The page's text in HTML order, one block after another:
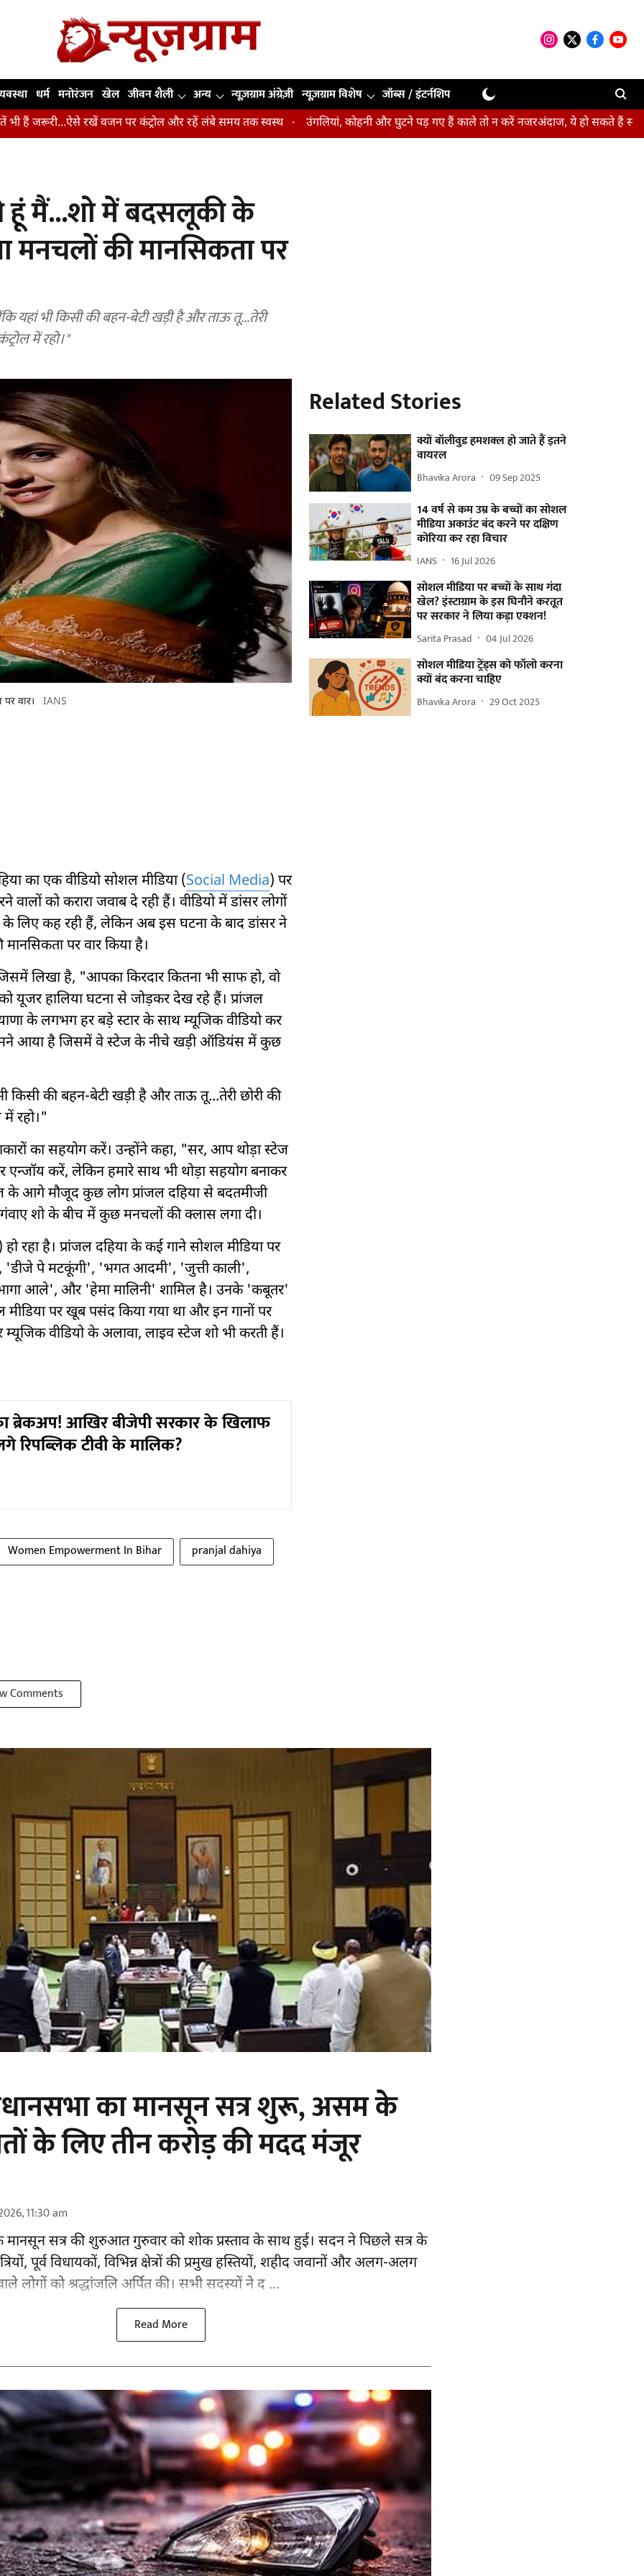
धर्म मनोरंजन खेल जीवन शैली अन्य न्यूज़ग्राम अंग्रेज़ी न्यूज़ग्राम विशेष जॉब्स / इंटर्नशिप
रखें वजन पर कंट्रोल और रहें लंबे समय तक स्वस्थ उंगलियां, कोहनी और घुटने पड़ गए हैं काले तो न करें नजरअंदाज, ये हो सकते हैं संकेत
हूं मैं...शो में बदसलूकी के
मनचलों की मानसिकता पर
यहां भी किसी की बहन-बेटी खड़ी है और ताऊ तू...तेरी
में रहो।"
वार। IANS
का एक वीडियो सोशल मीडिया (Social Media) पर
को करारा जवाब दे रही हैं। वीडियो में डांसर लोगों
लिए कह रही हैं, लेकिन अब इस घटना के बाद डांसर ने
पर वार किया है।
लिखा है, "आपका किरदार कितना भी साफ हो, वो
यूजर हालिया घटना से जोड़कर देख रहे हैं। प्रांजल
के लगभग हर बड़े स्टार के साथ म्यूजिक वीडियो कर
आया है जिसमें वे स्टेज के नीचे खड़ी ऑडियंस में कुछ
किसी की बहन-बेटी खड़ी है और ताऊ तू...तेरी छोरी की
रहो।"
का सहयोग करें। उन्होंने कहा, "सर, आप थोड़ा स्टेज
एन्जॉय करें, लेकिन हमारे साथ भी थोड़ा सहयोग बनाकर
के आगे मौजूद कुछ लोग प्रांजल दहिया से बदतमीजी
शो के बीच में कुछ मनचलों की क्लास लगा दी।
हो रहा है। प्रांजल दहिया के कई गाने सोशल मीडिया पर
पे मटकूंगी', 'भगत आदमी', 'जुत्ती काली',
आले', और 'हेमा मालिनी' शामिल है। उनके 'कबूतर'
पर खूब पसंद किया गया था और इन गानों पर
वीडियो के अलावा, लाइव स्टेज शो भी करती हैं।
ब्रेकअप! आखिर बीजेपी सरकार के खिलाफ
रिपब्लिक टीवी के मालिक?
Women Empowerment In Bihar pranjal dahiya
Comments
Related Stories
क्यों बॉलीवुड हमशक्ल हो जाते हैं इतने
वायरल
Bhavika Arora 09 Sep 2025
14 वर्ष से कम उम्र के बच्चों का सोशल
मीडिया अकाउंट बंद करने पर दक्षिण
कोरिया कर रहा विचार
IANS 16 Jul 2026
सोशल मीडिया पर बच्चों के साथ गंदा
खेल? इंस्टाग्राम के इस घिनौने करतूत
पर सरकार ने लिया कड़ा एक्शन!
Sarita Prasad 04 Jul 2026
सोशल मीडिया ट्रेंड्स को फॉलो करना
क्यों बंद करना चाहिए
Bhavika Arora 29 Oct 2025
का मानसून सत्र शुरू, असम के
के लिए तीन करोड़ की मदद मंजूर
11:30 am
मानसून सत्र की शुरुआत गुरुवार को शोक प्रस्ताव के साथ हुई। सदन ने पिछले सत्र के
पूर्व विधायकों, विभिन्न क्षेत्रों की प्रमुख हस्तियों, शहीद जवानों और अलग-अलग
लोगों को श्रद्धांजलि अर्पित की। सभी सदस्यों ने द ...
Read More